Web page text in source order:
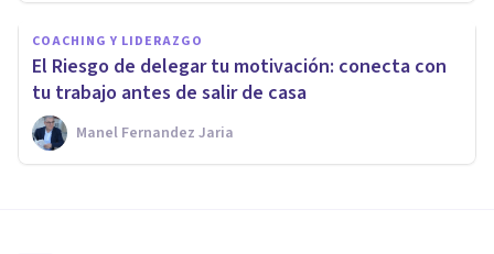
COACHING Y LIDERAZGO
El Riesgo de delegar tu motivación: conecta con
tu trabajo antes de salir de casa
Manel Fernandez Jaria